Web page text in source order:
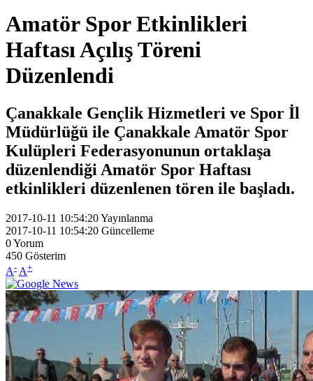
Amatör Spor Etkinlikleri
Haftası Açılış Töreni
Düzenlendi
Çanakkale Gençlik Hizmetleri ve Spor İl
Müdürlüğü ile Çanakkale Amatör Spor
Kulüpleri Federasyonunun ortaklaşa
düzenlendiği Amatör Spor Haftası
etkinlikleri düzenlenen tören ile başladı.
2017-10-11 10:54:20Yayınlanma
2017-10-11 10:54:20 Güncelleme
0Yorum
450 Gösterim
A- A+